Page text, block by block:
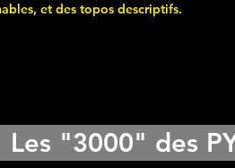
et des topos descriptifs.
Les "3000" des